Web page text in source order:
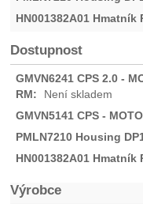
Dostupnost
Není skladem
Výrobce